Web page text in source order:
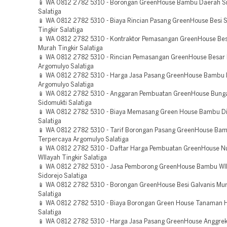
📱 WA 0812 2782 5310 - Borongan GreenHouse Bambu Daerah
Salatiga
📱 WA 0812 2782 5310 - Biaya Rincian Pasang GreenHouse Besi
Tingkir Salatiga
📱 WA 0812 2782 5310 - Kontraktor Pemasangan GreenHouse
Murah Tingkir Salatiga
📱 WA 0812 2782 5310 - Rincian Pemasangan GreenHouse Besar
Argomulyo Salatiga
📱 WA 0812 2782 5310 - Harga Jasa Pasang GreenHouse Bambu
Argomulyo Salatiga
📱 WA 0812 2782 5310 - Anggaran Pembuatan GreenHouse
Sidomukti Salatiga
📱 WA 0812 2782 5310 - Biaya Memasang Green House Bambu
Salatiga
📱 WA 0812 2782 5310 - Tarif Borongan Pasang GreenHouse
Terpercaya Argomulyo Salatiga
📱 WA 0812 2782 5310 - Daftar Harga Pembuatan GreenHouse
WIlayah Tingkir Salatiga
📱 WA 0812 2782 5310 - Jasa Pemborong GreenHouse Bambu
Sidorejo Salatiga
📱 WA 0812 2782 5310 - Borongan GreenHouse Besi Galvanis
Salatiga
📱 WA 0812 2782 5310 - Biaya Borongan Green House Tanaman
Salatiga
📱 WA 0812 2782 5310 - Harga Jasa Pasang GreenHouse